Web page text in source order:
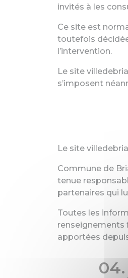
invités à les
Ce site est
toutefois
l’intervention.
Le site
s’imposent
Le site
Commune de
tenue
partenaires qui
Toutes les
renseignements
apportées